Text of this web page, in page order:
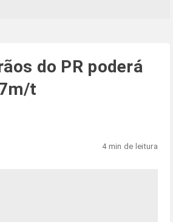
do PR poderá
t
4 min de leitura